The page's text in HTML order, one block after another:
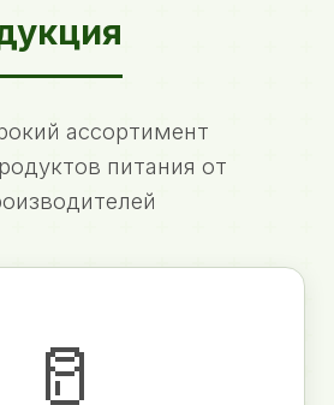
ассортимент
питания от
🥛